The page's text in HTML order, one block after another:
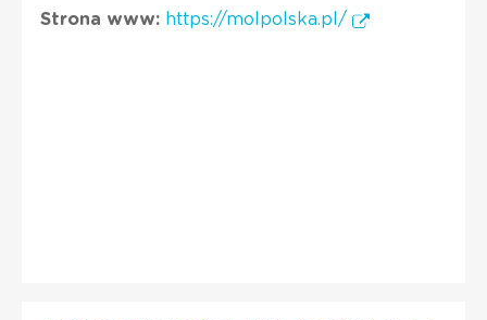
Strona www: https://molpolska.pl/